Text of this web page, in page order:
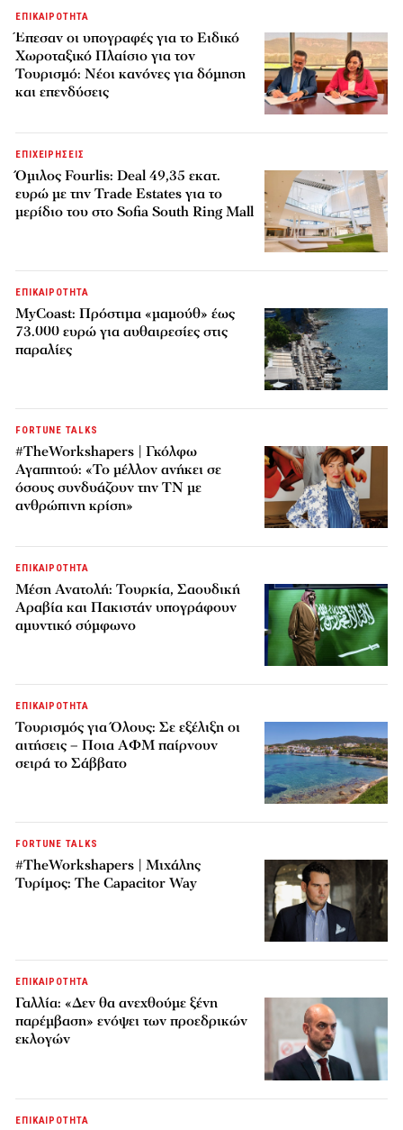
ΕΠΙΚΑΙΡΟΤΗΤΑ
Έπεσαν οι υπογραφές για το Ειδικό
Χωροταξικό Πλαίσιο για τον
Τουρισμό: Νέοι κανόνες για δόμηση
και επενδύσεις
ΕΠΙΧΕΙΡΗΣΕΙΣ
Όμιλος Fourlis: Deal 49,35 εκατ.
ευρώ με την Trade Estates για το
μερίδιο του στο Sofia South Ring Mall
ΕΠΙΚΑΙΡΟΤΗΤΑ
MyCoast: Πρόστιμα «μαμούθ» έως
73.000 ευρώ για αυθαιρεσίες στις
παραλίες
FORTUNE TALKS
#TheWorkshapers | Γκόλφω
Αγαπητού: «Το μέλλον ανήκει σε
όσους συνδυάζουν την ΤΝ με
ανθρώπινη κρίση»
ΕΠΙΚΑΙΡΟΤΗΤΑ
Μέση Ανατολή: Τουρκία, Σαουδική
Αραβία και Πακιστάν υπογράφουν
αμυντικό σύμφωνο
ΕΠΙΚΑΙΡΟΤΗΤΑ
Τουρισμός για Όλους: Σε εξέλιξη οι
αιτήσεις – Ποια ΑΦΜ παίρνουν
σειρά το Σάββατο
FORTUNE TALKS
#TheWorkshapers | Μιχάλης
Τυρίμος: The Capacitor Way
ΕΠΙΚΑΙΡΟΤΗΤΑ
Γαλλία: «Δεν θα ανεχθούμε ξένη
παρέμβαση» ενόψει των προεδρικών
εκλογών
ΕΠΙΚΑΙΡΟΤΗΤΑ